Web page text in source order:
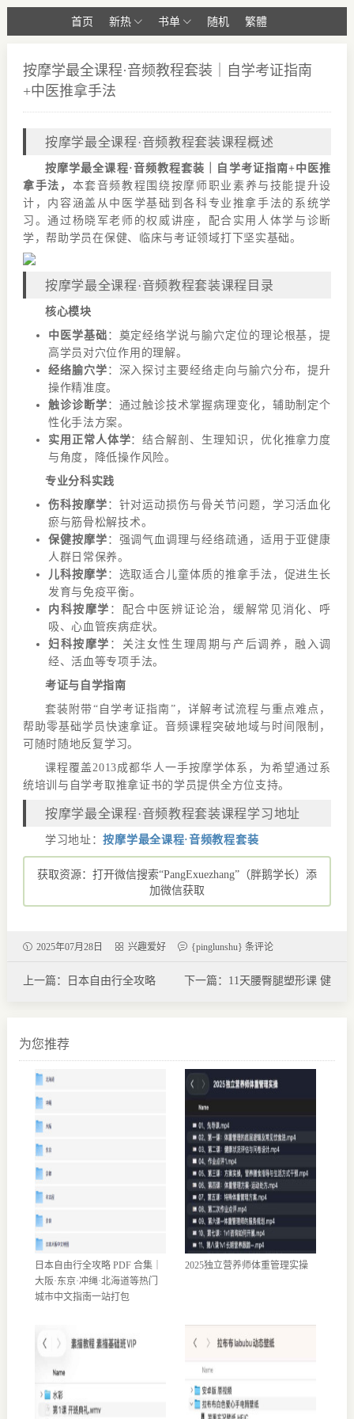
首页 新热 书单 随机 繁體
按摩学最全课程·音频教程套装｜自学考证指南
+中医推拿手法
按摩学最全课程·音频教程套装课程概述
按摩学最全课程·音频教程套装｜自学考证指南+中医推
拿手法， 本套音频教程围绕按摩师职业素养与技能提升设
计，内容涵盖从中医学基础到各科专业推拿手法的系统学
习。通过杨晓军老师的权威讲座，配合实用人体学与诊断
学，帮助学员在保健、临床与考证领域打下坚实基础。
按摩学最全课程·音频教程套装课程目录
核心模块
中医学基础 ：奠定经络学说与腧穴定位的理论根基，提
高学员对穴位作用的理解。
经络腧穴学 ：深入探讨主要经络走向与腧穴分布，提升
操作精准度。
触诊诊断学 ：通过触诊技术掌握病理变化，辅助制定个
性化手法方案。
实用正常人体学：结合解剖、生理知识，优化推拿力度
与角度，降低操作风险。
专业分科实践
伤科按摩学 ：针对运动损伤与骨关节问题，学习活血化
瘀与筋骨松解技术。
保健按摩学 ：强调气血调理与经络疏通，适用于亚健康
人群日常保养。
儿科按摩学 ：选取适合儿童体质的推拿手法，促进生长
发育与免疫平衡。
内科按摩学 ：配合中医辨证论治，缓解常见消化、呼
吸、心血管疾病症状。
妇科按摩学 ：关注女性生理周期与产后调养，融入调
经、活血等专项手法。
考证与自学指南
套装附带“自学考证指南”，详解考试流程与重点难点，
帮助零基础学员快速拿证。音频课程突破地域与时间限制，
可随时随地反复学习。
课程覆盖2013成都华人一手按摩学体系，为希望通过系
统培训与自学考取推拿证书的学员提供全方位支持。
按摩学最全课程·音频教程套装课程学习地址
学习地址：按摩学最全课程·音频教程套装
获取资源：打开微信搜索“PangExuezhang”（胖鹅学长）添
加微信获取
2025年07月28日 兴趣爱好 {pinglunshu} 条评论
上一篇：日本自由行全攻略
下一篇：11天腰臀腿塑形课 健
为您推荐
日本自由行全攻略 PDF 合集｜
大阪·东京·冲绳·北海道等热门
城市中文指南一站打包
2025独立营养师体重管理实操